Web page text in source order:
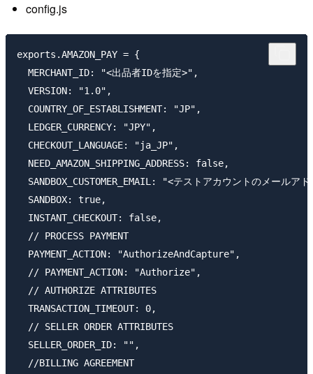
config.js
exports.AMAZON_PAY = {
  MERCHANT_ID: "<出品者IDを指定>",
  VERSION: "1.0",
  COUNTRY_OF_ESTABLISHMENT: "JP",
  LEDGER_CURRENCY: "JPY",
  CHECKOUT_LANGUAGE: "ja_JP",
  NEED_AMAZON_SHIPPING_ADDRESS: false,
SANDBOX_CUSTOMER_EMAIL: "<テストアカウントのメールアド
  SANDBOX: true,
  INSTANT_CHECKOUT: false,
  // PROCESS PAYMENT
  PAYMENT_ACTION: "AuthorizeAndCapture",
  // PAYMENT_ACTION: "Authorize",
  // AUTHORIZE ATTRIBUTES
  TRANSACTION_TIMEOUT: 0,
  // SELLER ORDER ATTRIBUTES
  SELLER_ORDER_ID: "",
  //BILLING AGREEMENT